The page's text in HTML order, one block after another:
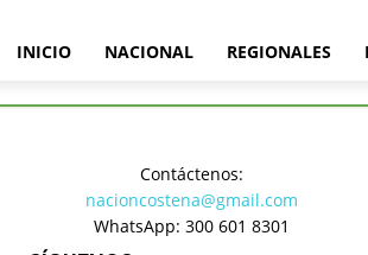
INICIO NACIONAL REGIONALES
Regionales
Personal
Contáctenos:
nacioncostena@gmail.com
WhatsApp: 300 601 8301